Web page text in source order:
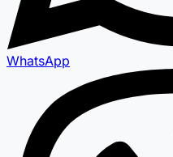
WhatsApp